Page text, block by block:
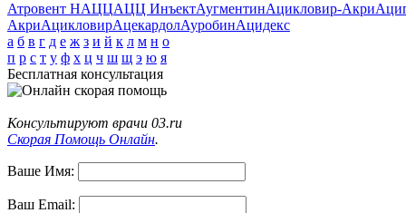
Атровент НАЦЦАЦЦ ИнъектАугментинАцикловир-Акри
АкриАцикловирАцекардолАуробинАцидекс
а б в г д е ж з и й к л м н о
п р с т у ф х ц ч ш щ э ю я
Бесплатная консультация
Консультируют врачи 03.ru
Скорая Помощь Онлайн.
Ваше Имя:
Ваш Email: